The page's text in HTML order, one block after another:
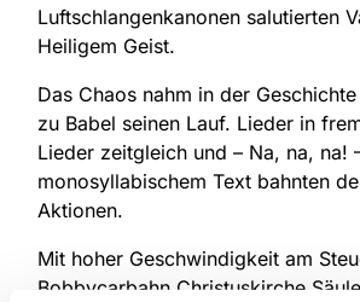
Luftschlangenkanonen salutierten
Heiligem Geist.
Das Chaos nahm in der
zu Babel seinen Lauf. Lieder in
Lieder zeitgleich und – Na, na, na!
monosyllabischem Text bahnten
Aktionen.
Mit hoher Geschwindigkeit am
Bobbycarbahn Christuskirche